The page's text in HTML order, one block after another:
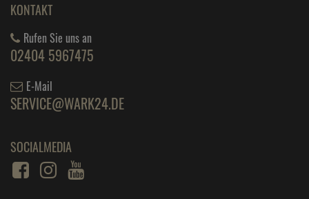
KONTAKT
Rufen Sie uns an
02404 5967475
E-Mail
SERVICE@WARK24.DE
SOCIALMEDIA